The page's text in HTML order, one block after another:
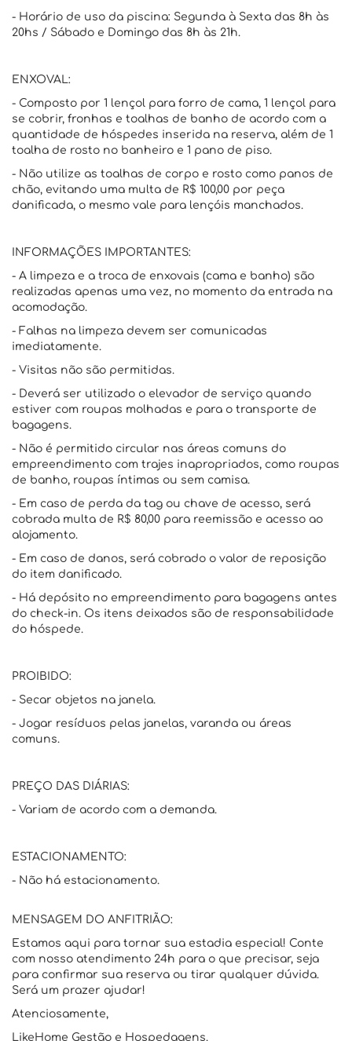
- Horário de uso da piscina: Segunda à Sexta das 8h às
20hs / Sábado e Domingo das 8h às 21h.
ENXOVAL:
- Composto por 1 lençol para forro de cama, 1 lençol para
se cobrir, fronhas e toalhas de banho de acordo com a
quantidade de hóspedes inserida na reserva, além de 1
toalha de rosto no banheiro e 1 pano de piso.
- Não utilize as toalhas de corpo e rosto como panos de
chão, evitando uma multa de R$ 100,00 por peça
danificada, o mesmo vale para lençóis manchados.
INFORMAÇÕES IMPORTANTES:
- A limpeza e a troca de enxovais (cama e banho) são
realizadas apenas uma vez, no momento da entrada na
acomodação.
- Falhas na limpeza devem ser comunicadas
imediatamente.
- Visitas não são permitidas.
- Deverá ser utilizado o elevador de serviço quando
estiver com roupas molhadas e para o transporte de
bagagens.
- Não é permitido circular nas áreas comuns do
empreendimento com trajes inapropriados, como roupas
de banho, roupas íntimas ou sem camisa.
- Em caso de perda da tag ou chave de acesso, será
cobrada multa de R$ 80,00 para reemissão e acesso ao
alojamento.
- Em caso de danos, será cobrado o valor de reposição
do item danificado.
- Há depósito no empreendimento para bagagens antes
do check-in. Os itens deixados são de responsabilidade
do hóspede.
PROIBIDO:
- Secar objetos na janela.
- Jogar resíduos pelas janelas, varanda ou áreas
comuns.
PREÇO DAS DIÁRIAS:
- Variam de acordo com a demanda.
ESTACIONAMENTO:
- Não há estacionamento.
MENSAGEM DO ANFITRIÃO:
Estamos aqui para tornar sua estadia especial! Conte
com nosso atendimento 24h para o que precisar, seja
para confirmar sua reserva ou tirar qualquer dúvida.
Será um prazer ajudar!
Atenciosamente,
LikeHome Gestão e Hospedagens.